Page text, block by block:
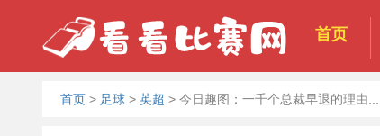
首页
首页 > 足球 > 英超 > 今日趣图：一千个总裁早退的理由.....